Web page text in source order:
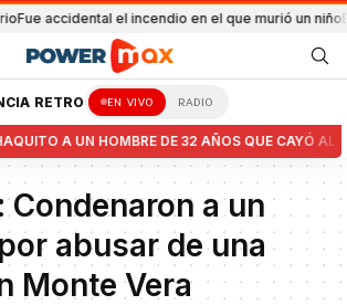
Fue accidental el incendio en el que murió un niño
RETRO EN VIVO RADIO
A UN HOMBRE DE 32 AÑOS QUE CAYÓ AL
Condenaron a un
abusar de una
Monte Vera